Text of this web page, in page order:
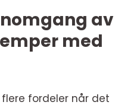
av
med
fordeler når det